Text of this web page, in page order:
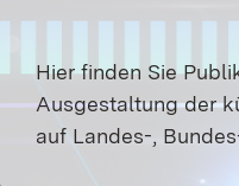
Hier finden Sie
Ausgestaltung der
auf Landes-,